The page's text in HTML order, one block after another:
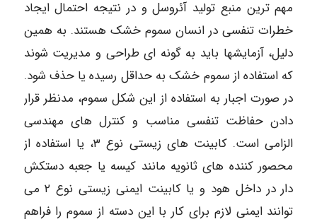
مهم ترین منبع تولید آئروسل و در نتیجه احتمال ایجاد
خطرات تنفسی در انسان سموم خشک هستند. به همین
دلیل، آزمایشها باید به گونه ای طراحی و مدیریت شوند
که استفاده از سموم خشک به حداقل رسیده یا حذف شود.
در صورت اجبار به استفاده از این شکل سموم، مدنظر قرار
دادن حفاظت تنفسی مناسب و کنترل های مهندسی
الزامی است. کابینت های زیستی نوع ۳، یا استفاده از
محصور کننده های ثانویه مانند کیسه یا جعبه دستکش
دار در داخل هود و یا کابینت ایمنی زیستی نوع ۲ می
توانند ایمنی لازم برای کار با این دسته از سموم را فراهم